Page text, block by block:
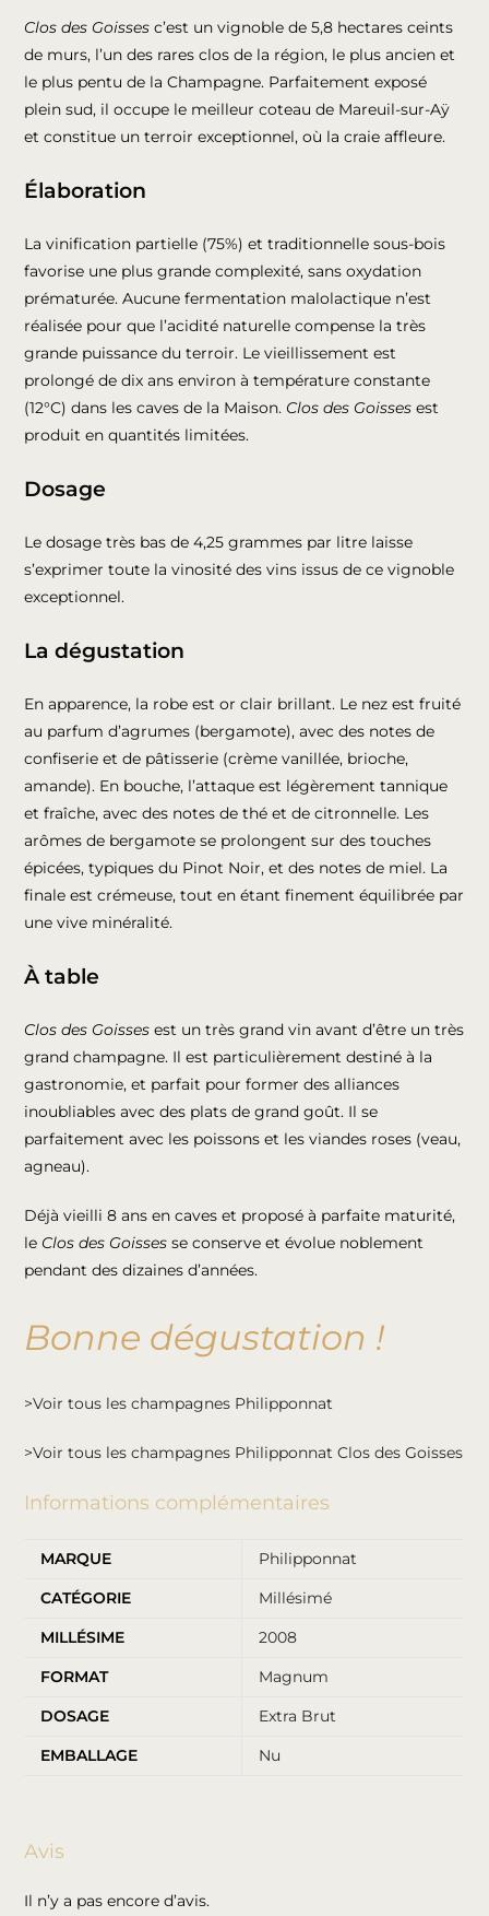
Clos des Goisses c’est un vignoble de 5,8 hectares ceints
de murs, l’un des rares clos de la région, le plus ancien et
le plus pentu de la Champagne. Parfaitement exposé
plein sud, il occupe le meilleur coteau de Mareuil-sur-Aÿ
et constitue un terroir exceptionnel, où la craie affleure.
Élaboration
La vinification partielle (75%) et traditionnelle sous-bois
favorise une plus grande complexité, sans oxydation
prématurée. Aucune fermentation malolactique n’est
réalisée pour que l’acidité naturelle compense la très
grande puissance du terroir. Le vieillissement est
prolongé de dix ans environ à température constante
(12°C) dans les caves de la Maison. Clos des Goissesest
produit en quantités limitées.
Dosage
Le dosage très bas de 4,25 grammes par litre laisse
s’exprimer toute la vinosité des vins issus de ce vignoble
exceptionnel.
La dégustation
En apparence, la robe est or clair brillant. Le nez est fruité
au parfum d’agrumes (bergamote), avec des notes de
confiserie et de pâtisserie (crème vanillée, brioche,
amande). En bouche, l’attaque est légèrement tannique
et fraîche, avec des notes de thé et de citronnelle. Les
arômes de bergamote se prolongent sur des touches
épicées, typiques du Pinot Noir, et des notes de miel. La
finale est crémeuse, tout en étant finement équilibrée par
une vive minéralité.
À table
Clos des Goissesest un très grand vin avant d’être un très
grand champagne. Il est particulièrement destiné à la
gastronomie, et parfait pour former des alliances
inoubliables avec des plats de grand goût. Il se
parfaitement avec les poissons et les viandes roses (veau,
agneau).
Déjà vieilli 8 ans en caves et proposé à parfaite maturité,
le Clos des Goissesse conserve et évolue noblement
pendant des dizaines d’années.
Bonne dégustation !
>Voir tous les champagnes Philipponnat
>Voir tous les champagnes Philipponnat Clos des Goisses
Informations complémentaires
MARQUE
Philipponnat
CATÉGORIE
Millésimé
MILLÉSIME
2008
FORMAT
Magnum
DOSAGE
Extra Brut
EMBALLAGE
Nu
Avis
Il n’y a pas encore d’avis.